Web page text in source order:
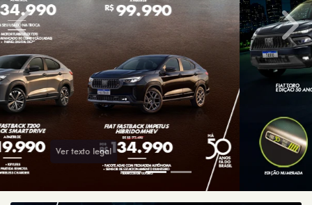
templates.template-